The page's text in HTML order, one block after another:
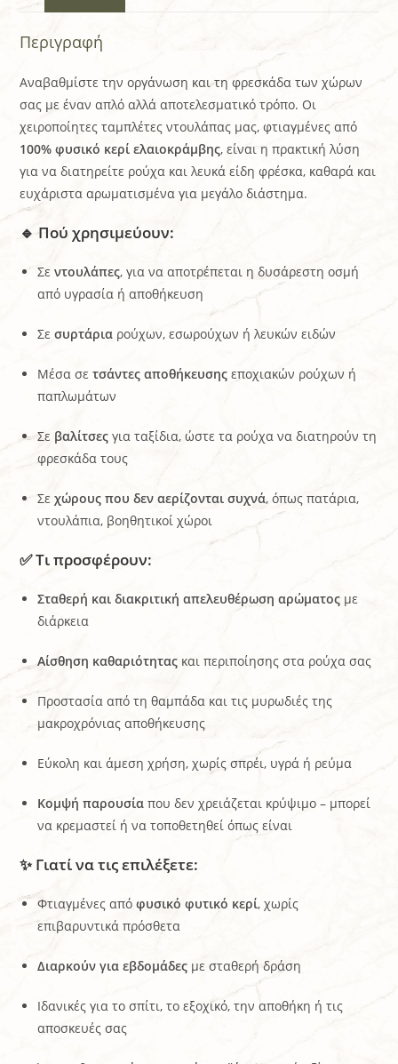
Περιγραφή
Αναβαθμίστε την οργάνωση και τη φρεσκάδα των χώρων
σας με έναν απλό αλλά αποτελεσματικό τρόπο. Οι
χειροποίητες ταμπλέτες ντουλάπας μας, φτιαγμένες από
100% φυσικό κερί ελαιοκράμβης, είναι η πρακτική λύση
για να διατηρείτε ρούχα και λευκά είδη φρέσκα, καθαρά και
ευχάριστα αρωματισμένα για μεγάλο διάστημα.
🔹 Πού χρησιμεύουν:
Σεντουλάπες, για να αποτρέπεται η δυσάρεστη οσμή
από υγρασία ή αποθήκευση
Σεσυρτάρια ρούχων, εσωρούχων ή λευκών ειδών
Μέσα σετσάντες αποθήκευσης εποχιακών ρούχων ή
παπλωμάτων
Σε βαλίτσες για ταξίδια, ώστε τα ρούχα να διατηρούν τη
φρεσκάδα τους
Σεχώρους που δεν αερίζονται συχνά, όπως πατάρια,
ντουλάπια, βοηθητικοί χώροι
✅ Τι προσφέρουν:
Σταθερή και διακριτική απελευθέρωση αρώματος με
διάρκεια
Αίσθηση καθαριότητας και περιποίησης στα ρούχα σας
Προστασία από τη θαμπάδα και τις μυρωδιές της
μακροχρόνιας αποθήκευσης
Εύκολη και άμεση χρήση, χωρίς σπρέι, υγρά ή ρεύμα
Κομψή παρουσία που δεν χρειάζεται κρύψιμο – μπορεί
να κρεμαστεί ή να τοποθετηθεί όπως είναι
✨ Γιατί να τις επιλέξετε:
Φτιαγμένες απόφυσικό φυτικό κερί, χωρίς
επιβαρυντικά πρόσθετα
Διαρκούν για εβδομάδες με σταθερή δράση
Ιδανικές για το σπίτι, το εξοχικό, την αποθήκη ή τις
αποσκευές σας